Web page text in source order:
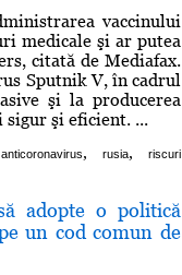
vaccinului
medicale şi ar putea
citată de Mediafax.
Sputnik V, în cadrul
şi la producerea
sigur şi eficient. ...
anticoronavirus, rusia,
riscuri
adopte o politică
un cod comun de